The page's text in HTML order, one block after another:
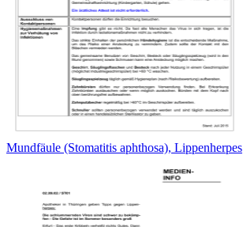
Mundfäule (Stomatitis aphthosa), Lippenherpes